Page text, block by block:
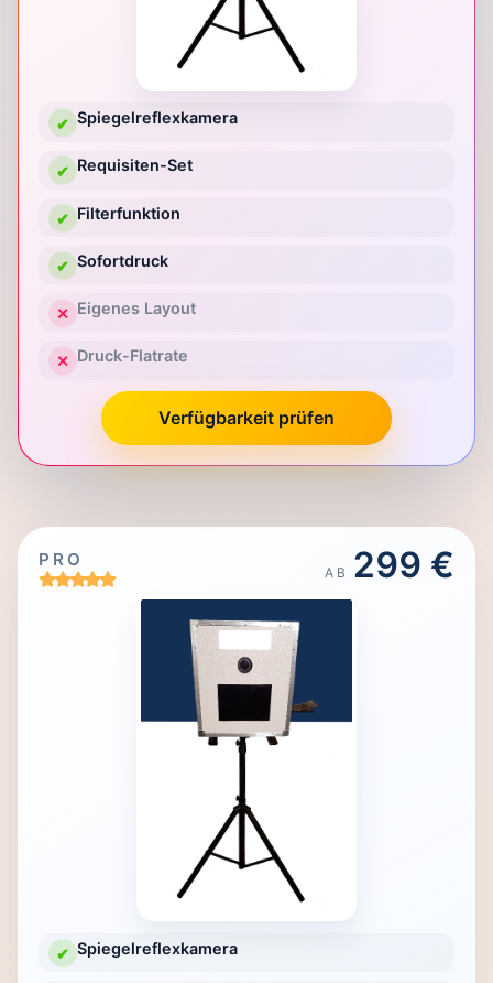
✔ Spiegelreflexkamera
✔ Requisiten-Set
✔ Filterfunktion
✔ Sofortdruck
✕ Eigenes Layout
✕ Druck-Flatrate
Verfügbarkeit prüfen
PRO
AB 299 €
✔ Spiegelreflexkamera